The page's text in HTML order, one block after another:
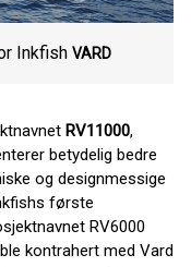
Inkfish VARD
RV11000,
betydelig bedre
og designmessige
første
RV6000
kontrahert med Vard